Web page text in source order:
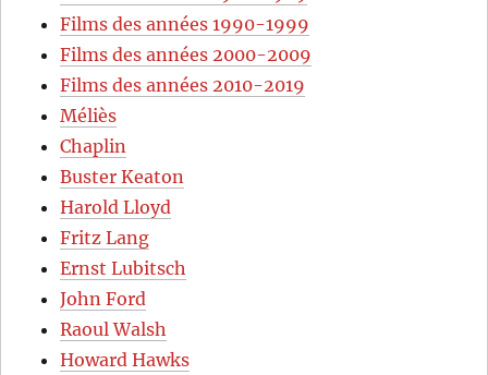
Films des années 1990-1999
Films des années 2000-2009
Films des années 2010-2019
Méliès
Chaplin
Buster Keaton
Harold Lloyd
Fritz Lang
Ernst Lubitsch
John Ford
Raoul Walsh
Howard Hawks